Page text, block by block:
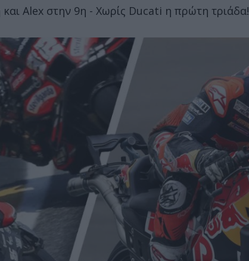
Alex στην 9η - Χωρίς Ducati η πρώτη τριάδα!